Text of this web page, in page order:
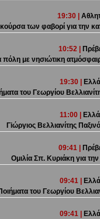
19:30 |
των φαβορί για την
10:52 |
πόλη με νησιώτικη
19:30 |
του Γεωργίου
11:00 |
Γiώργιος Βελλιανίτης
09:41 |
Ομιλία Σπ. Κυριάκη για
09:41 |
του Γεωργίου
09:41 |